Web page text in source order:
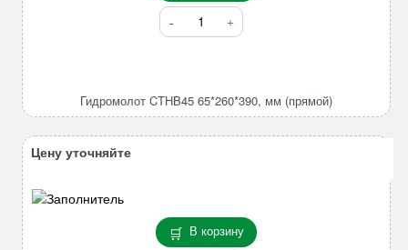
Количество
товара
мм
Гидромолот CTHB45 65*260*390, мм (прямой)
В корзину
Цену уточняйте